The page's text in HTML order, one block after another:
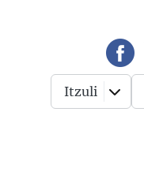
Itzuli